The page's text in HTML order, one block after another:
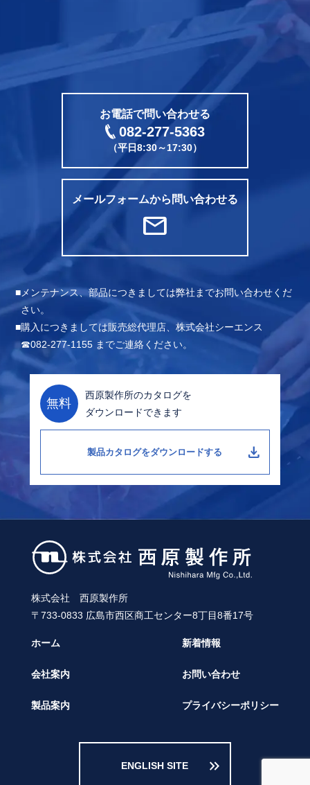
CONTACT
お電話で問い合わせる
082-277-5363
（平日8:30～17:30）
メールフォームから問い合わせる
mail
メンテナンス、部品につきましては弊社までお問い合わせくだ
さい。
購入につきましては販売総代理店、株式会社シーエンス
☎082-277-1155 までご連絡ください。
無料
西原製作所のカタログを
ダウンロードできます
製品カタログをダウンロードする download
株式会社 西原製作所
〒733-0833 広島市西区商工センター8丁目8番17号
ホーム
会社案内
製品案内
新着情報
お問い合わせ
プライバシーポリシー
ENGLISH SITE keyboard_double_arrow_right